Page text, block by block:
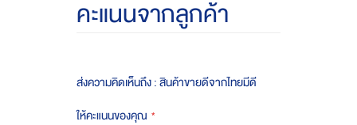
คะแนนจากลูกค้า
ส่งความคิดเห็นถึง : สินค้าขายดีจากไทยมีดี
ให้คะแนนของคุณ